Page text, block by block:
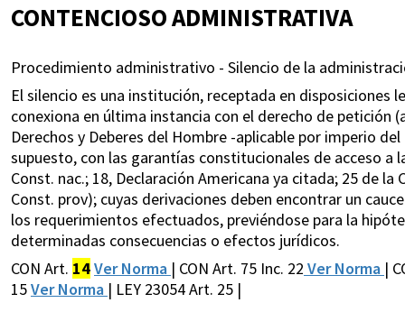
CONTENCIOSO ADMINISTRATIVA
Procedimiento administrativo - Silencio de la
El silencio es una institución, receptada en disposiciones
conexiona en última instancia con el derecho de petición
Derechos y Deberes del Hombre -aplicable por imperio
supuesto, con las garantías constitucionales de acceso
Const. nac.; 18, Declaración Americana ya citada; 25 de
Const. prov); cuyas derivaciones deben encontrar un
los requerimientos efectuados, previéndose para la
determinadas consecuencias o efectos jurídicos.
CON Art. 14Ver Norma | CON Art. 75 Inc. 22 Ver Norma |
15Ver Norma | LEY 23054 Art. 25 |